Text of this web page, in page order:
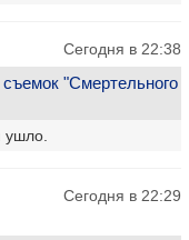
Сегодня в 22:38
"Смертельного
ушло.
Сегодня в 22:29